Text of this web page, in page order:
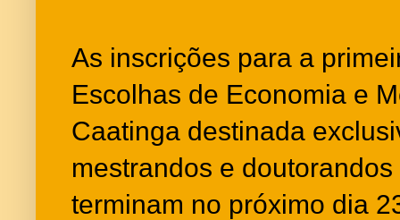
As inscrições para a
Escolhas de Economia e
Caatinga destinada
mestrandos e
terminam no próximo dia